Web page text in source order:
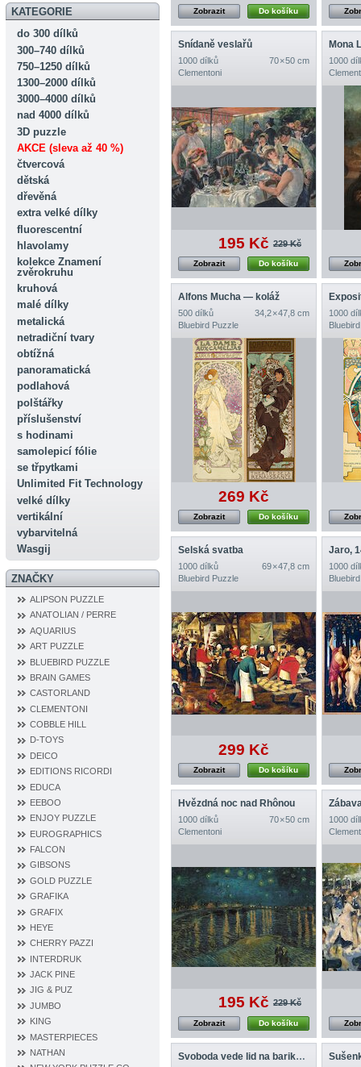
KATEGORIE
do 300 dílků
300–740 dílků
750–1250 dílků
1300–2000 dílků
3000–4000 dílků
nad 4000 dílků
3D puzzle
AKCE (sleva až 40 %)
čtvercová
dětská
dřevěná
extra velké dílky
fluorescentní
hlavolamy
kolekce Znamení
zvěrokruhu
kruhová
malé dílky
metalická
netradiční tvary
obtížná
panoramatická
podlahová
polštářky
příslušenství
s hodinami
samolepicí fólie
se třpytkami
Unlimited Fit Technology
velké dílky
vertikální
vybarvitelná
Wasgij
ZNAČKY
ALIPSON PUZZLE
ANATOLIAN / PERRE
AQUARIUS
ART PUZZLE
BLUEBIRD PUZZLE
BRAIN GAMES
CASTORLAND
CLEMENTONI
COBBLE HILL
D‐TOYS
DEICO
EDITIONS RICORDI
EDUCA
EEBOO
ENJOY PUZZLE
EUROGRAPHICS
FALCON
GIBSONS
GOLD PUZZLE
GRAFIKA
GRAFIX
HEYE
CHERRY PAZZI
INTERDRUK
JACK PINE
JIG & PUZ
JUMBO
KING
MASTERPIECES
NATHAN
Do košíku
Zobrazit
Snídaně veslařů
1000 dílků
70 × 50 cm
Clementoni
195 Kč 229 Kč
Do košíku
Zobrazit
Mona
1000
Alfons Mucha — koláž
500 dílků
34,2 × 47,8 cm
Bluebird Puzzle
269 Kč
Do košíku
Zobrazit
1000
Selská svatba
1000 dílků
69 × 47,8 cm
Bluebird Puzzle
299 Kč
Do košíku
Zobrazit
Jaro,
1000
Hvězdná noc nad Rhônou
1000 dílků
70 × 50 cm
Clementoni
195 Kč 229 Kč
Do košíku
Zobrazit
1000
Svoboda vede lid na barikády